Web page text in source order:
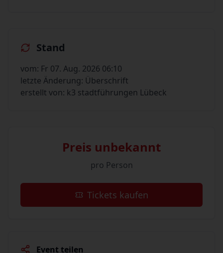
Stand
vom: Fr 07. Aug. 2026 06:10
letzte Änderung: Überschrift
erstellt von: k3 stadtführungen Lübeck
Preis unbekannt
pro Person
Tickets kaufen
Event teilen